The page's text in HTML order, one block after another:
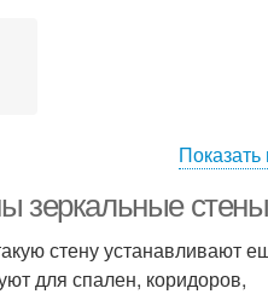
Показать
зеркальные
стену устанавливают
для спален, коридоров,